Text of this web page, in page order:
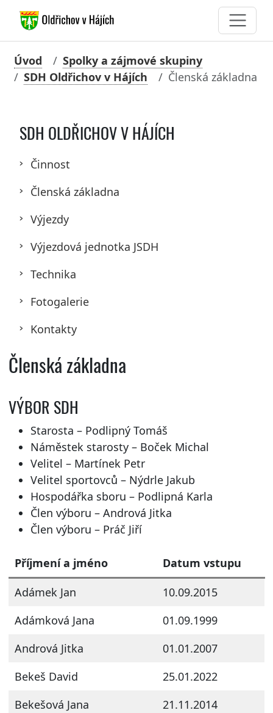
Úvod
Spolky a zájmové skupiny
SDH Oldřichov v Hájích
Členská základna
SDH OLDŘICHOV V HÁJÍCH
Činnost
Členská základna
Výjezdy
Výjezdová jednotka JSDH
Technika
Fotogalerie
Kontakty
Členská základna
VÝBOR SDH
Starosta – Podlipný Tomáš
Náměstek starosty – Boček Michal
Velitel – Martínek Petr
Velitel sportovců – Nýdrle Jakub
Hospodářka sboru – Podlipná Karla
Člen výboru – Andrová Jitka
Člen výboru – Práč Jiří
Příjmení a jméno
Datum vstupu
Adámek Jan
10.09.2015
Adámková Jana
01.09.1999
Andrová Jitka
01.01.2007
Bekeš David
25.01.2022
Bekešová Jana
21.11.2014